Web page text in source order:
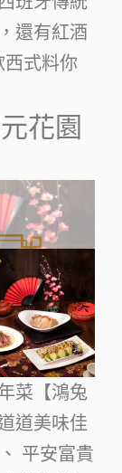
還有紅酒
式料你
花園
菜【鴻兔
道美味佳
平安富貴